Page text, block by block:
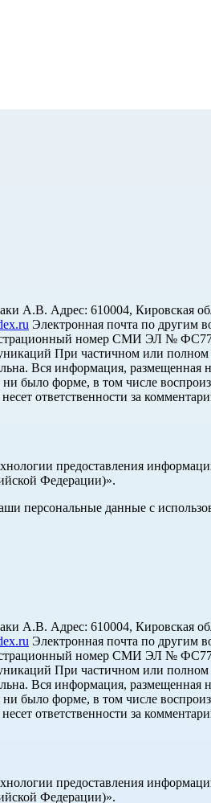
А.В. Адрес: 610004, Кировская
Электронная почта по другим
номер СМИ ЭЛ № ФС77-
При частичном или полном
Вся информация, размещенная
было форме, в том числе
ответственности за
предоставления
Федерации)».
персональные данные с
А.В. Адрес: 610004, Кировская
Электронная почта по другим
номер СМИ ЭЛ № ФС77-
При частичном или полном
Вся информация, размещенная
было форме, в том числе
ответственности за
предоставления
Федерации)».